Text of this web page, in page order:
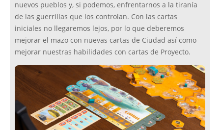
nuevos pueblos y, si podemos, enfrentarnos a la tiranía
de las guerrillas que los controlan. Con las cartas
iniciales no llegaremos lejos, por lo que deberemos
mejorar el mazo con nuevas cartas de Ciudad así como
mejorar nuestras habilidades con cartas de Proyecto.